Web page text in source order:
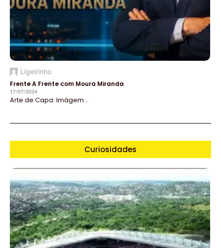
Ligeirinho
Frente A Frente com Moura Miranda
17/07/2026
Arte de Capa: Imágem...
Curiosidades